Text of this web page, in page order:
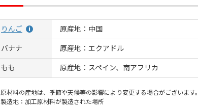
りんご 原産地：中国
バナナ 原産地：エクアドル
もも 原産地：スペイン、南アフリカ
原材料の産地は、季節や天候等の影響により変更する場合がございます。
製造地：加工原材料が製造された場所